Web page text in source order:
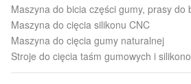
Maszyna do bicia części gumy, prasy do
Maszyna do cięcia silikonu CNC
Maszyna do cięcia gumy naturalnej
Stroje do cięcia taśm gumowych i